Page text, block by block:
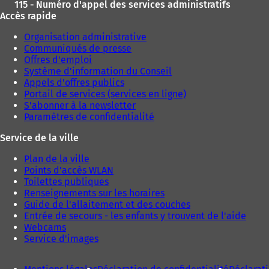
115 - Numéro d'appel des services administratifs
Accès rapide
Organisation administrative
Communiqués de presse
Offres d'emploi
Système d'information du Conseil
Appels d'offres publics
Portail de services (services en ligne)
S'abonner à la newsletter
Paramètres de confidentialité
Service de la ville
Plan de la ville
Points d'accès WLAN
Toilettes publiques
Renseignements sur les horaires
Guide de l'allaitement et des couches
Entrée de secours - les enfants y trouvent de l'aide
Webcams
Service d'images